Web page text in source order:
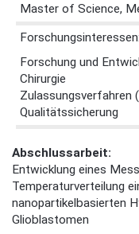
Master of Science,
Forschungsinteressen:
Forschung und
Chirurgie
Zulassungsverfahren
Qualitätssicherung
Abschlussarbeit:
Entwicklung eines
Temperaturverteilung
nanopartikelbasierten
Glioblastomen